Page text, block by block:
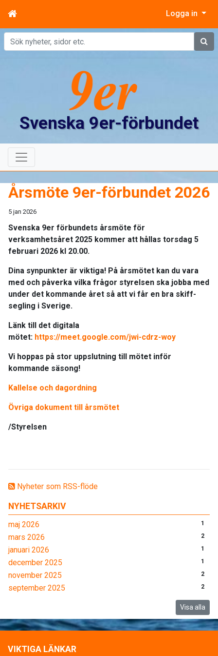
Logga in
Sök
Svenska 9er-förbundet
Nyheter som RSS-flöde
NYHETSARKIV
maj 2026 1
mars 2026 2
januari 2026 1
december 2025 1
november 2025 2
september 2025 2
Visa alla
Årsmöte 9er-förbundet 2026
5 jan 2026
Svenska 9er förbundets årsmöte för
verksamhetsåret 2025 kommer att hållas torsdag 5
februari 2026 kl 20.00.
Dina synpunkter är viktiga! På årsmötet kan du vara
med och påverka vilka frågor styrelsen ska jobba med
under det kommande året så att vi får en bra skiff-
segling i Sverige.
Länk till det digitala
mötet: https://meet.google.com/jwi-cdrz-woy
Vi hoppas på stor uppslutning till mötet inför
kommande säsong!
Kallelse och dagordning
Övriga dokument till årsmötet
/Styrelsen
VIKTIGA LÄNKAR